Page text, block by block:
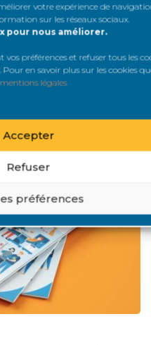
votre expérience de
sur les réseaux sociaux.
pour nous améliorer.
préférences et refuser tous les
en savoir plus sur les cookies
mentions légales
Accepter
Refuser
préférences